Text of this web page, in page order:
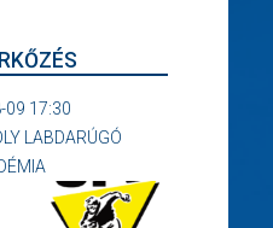
09 17:30
LABDARÚGÓ